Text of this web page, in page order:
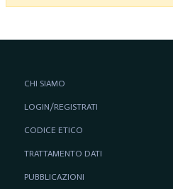
CHI SIAMO
LOGIN/REGISTRATI
CODICE ETICO
TRATTAMENTO DATI
PUBBLICAZIONI